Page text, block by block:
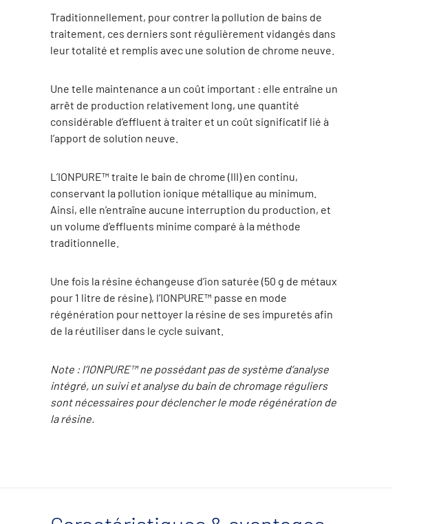
Traditionnellement, pour contrer la pollution de bains de
traitement, ces derniers sont régulièrement vidangés dans
leur totalité et remplis avec une solution de chrome neuve.
Une telle maintenance a un coût important : elle entraîne un
arrêt de production relativement long, une quantité
considérable d’effluent à traiter et un coût significatif lié à
l’apport de solution neuve.
L’IONPURE™ traite le bain de chrome (III) en continu,
conservant la pollution ionique métallique au minimum.
Ainsi, elle n’entraîne aucune interruption du production, et
un volume d’effluents minime comparé à la méthode
traditionnelle.
Une fois la résine échangeuse d’ion saturée (50 g de métaux
pour 1 litre de résine), l’IONPURE™ passe en mode
régénération pour nettoyer la résine de ses impuretés afin
de la réutiliser dans le cycle suivant.
Note : l’IONPURE™ ne possédant pas de système d’analyse
intégré, un suivi et analyse du bain de chromage réguliers
sont nécessaires pour déclencher le mode régénération de
la résine.